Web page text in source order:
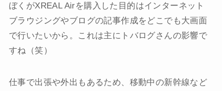
ぼくがXREAL Airを購入した目的はインターネット
ブラウジングやブログの記事作成をどこでも大画面
で行いたいから。これは主にトバログさんの影響で
すね（笑）
仕事で出張や外出もあるため、移動中の新幹線など